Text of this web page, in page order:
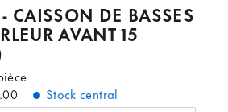
CAISSON DE BASSES
AVANT 15
Stock central